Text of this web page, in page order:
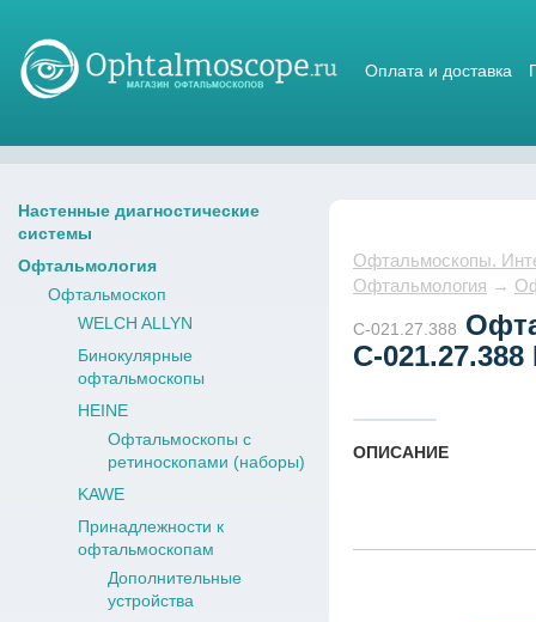
Оплата и доставка
Настенные диагностические
системы
Офтальмология
Офтальмоскоп
WELCH ALLYN
Бинокулярные
офтальмоскопы
HEINE
Офтальмоскопы с
ретиноскопами (наборы)
KAWE
Принадлежности к
офтальмоскопам
Дополнительные
устройства
Офтальмоскопы.
Офтальмология →
С-021.27.388
С-
ОПИСАНИЕ